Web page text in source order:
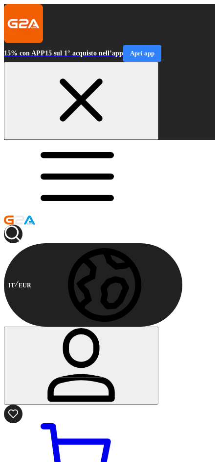
15% con APP15 sul 1° acquisto nell’app Apri app
IT EUR